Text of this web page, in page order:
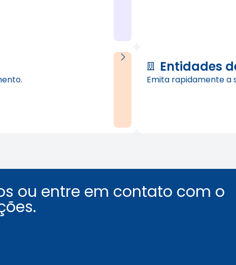
Entidades
Emita rapidamente a
ou entre em contato com o